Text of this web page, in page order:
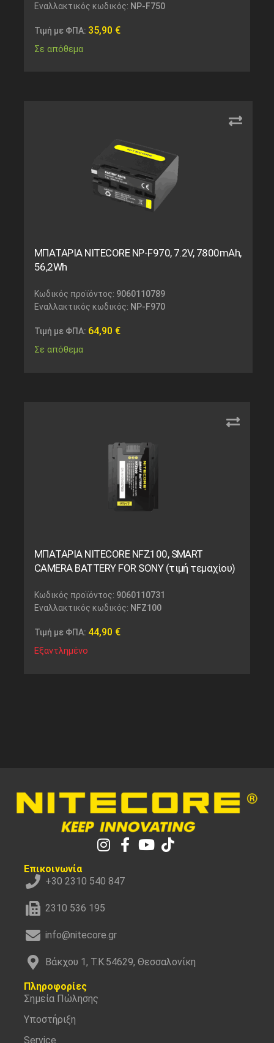
Εναλλακτικός κωδικός: NP-F750
Τιμή με ΦΠΑ: 35,90 €
Σε απόθεμα
ΜΠΑΤΑΡΙΑ NITECORE NP-F970, 7.2V, 7800mAh,
56,2Wh
Κωδικός προϊόντος: 9060110789
Εναλλακτικός κωδικός: NP-F970
Τιμή με ΦΠΑ: 64,90 €
Σε απόθεμα
ΜΠΑΤΑΡΙΑ NITECORE NFZ100, SMART
CAMERA BATTERY FOR SONY (τιμή τεμαχίου)
Κωδικός προϊόντος: 9060110731
Εναλλακτικός κωδικός: NFZ100
Τιμή με ΦΠΑ: 44,90 €
Εξαντλημένο
Επικοινωνία
+30 2310 540 847
2310 536 195
info@nitecore.gr
Βάκχου 1, Τ.Κ.54629, Θεσσαλονίκη
Πληροφορίες
Σημεία Πώλησης
Υποστήριξη
Service